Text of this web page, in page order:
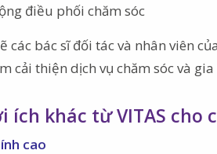
điều phối chăm sóc
các bác sĩ đối tác và nhân viên
cải thiện dịch vụ chăm sóc và
ích khác từ VITAS cho
cao